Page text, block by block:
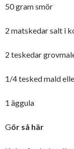
50 gram smör
2 matskedar salt i
2 teskedar
1/4 tesked mald
1 äggula
Gör så här